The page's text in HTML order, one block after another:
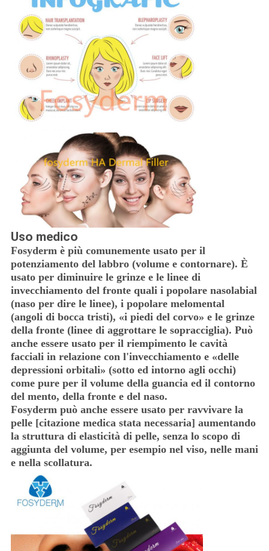
Uso medico
Fosyderm è più comunemente usato per il
potenziamento del labbro (volume e contornare). È
usato per diminuire le grinze e le linee di
invecchiamento del fronte quali i popolare nasolabial
(naso per dire le linee), i popolare melomental
(angoli di bocca tristi), «i piedi del corvo» e le grinze
della fronte (linee di aggrottare le sopracciglia). Può
anche essere usato per il riempimento le cavità
facciali in relazione con l'invecchiamento e «delle
depressioni orbitali» (sotto ed intorno agli occhi)
come pure per il volume della guancia ed il contorno
del mento, della fronte e del naso.
Fosyderm può anche essere usato per ravvivare la
pelle [citazione medica stata necessaria] aumentando
la struttura di elasticità di pelle, senza lo scopo di
aggiunta del volume, per esempio nel viso, nelle mani
e nella scollatura.